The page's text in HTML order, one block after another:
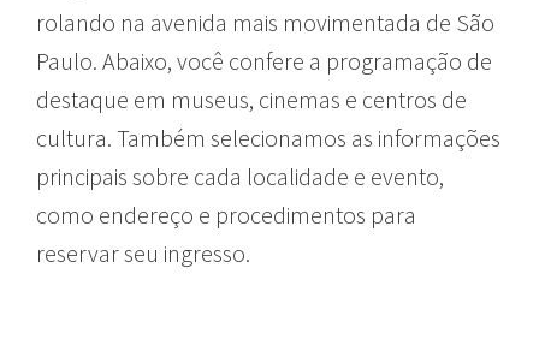
rolando na avenida mais movimentada de São
Paulo. Abaixo, você confere a programação de
destaque em museus, cinemas e centros de
cultura. Também selecionamos as informações
principais sobre cada localidade e evento,
como endereço e procedimentos para
reservarseu ingresso.